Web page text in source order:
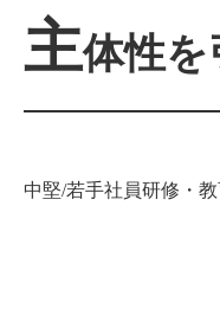
主体性を
中堅/若手社員研修・